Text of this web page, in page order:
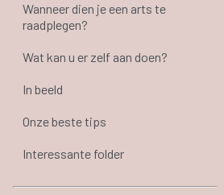
Wanneer dien je een arts te
raadplegen?
Wat kan u er zelf aan doen?
In beeld
Onze beste tips
Interessante folder